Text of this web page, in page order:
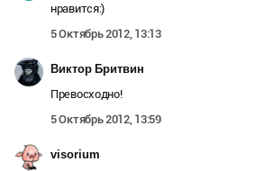
нравится:)
5 Октябрь 2012, 13:13
Виктор Бритвин
Превосходно!
5 Октябрь 2012, 13:59
visorium